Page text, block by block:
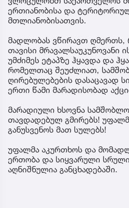
ერთიანობისა და
მთლიანობისათვის.
მადლობას ვწირავთ ღმერთს,
თავისი მრავალსაუკუნოვანი
უმძიმეს ეტაპზე ჰყავდა და
რომელთაც შეუძლიათ,
ღირებულებების დასაცავად
ერთი წამი მარადისობად
მარადიული ხსოვნა
თავდადებულ გმირებს!
განუსვენოს მათ სულებს!
უფალმა აკურთხოს და
ერთობა და სიყვარული
აღნიშნულია განცხადებაში.